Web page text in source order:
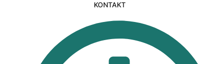
KONTAKT